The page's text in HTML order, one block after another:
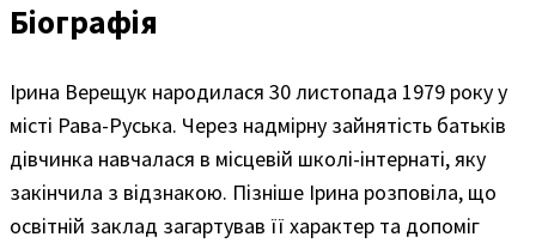
Біографія
Ірина Верещук народилася 30 листопада 1979 року у
місті Рава-Руська. Через надмірну зайнятість батьків
дівчинка навчалася в місцевій школі-інтернаті, яку
закінчила з відзнакою. Пізніше Ірина розповіла, що
освітній заклад загартував її характер та допоміг